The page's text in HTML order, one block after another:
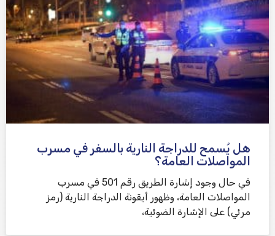
هل يُسمح للدراجة النارية بالسفر في مسرب
المواصلات العامة؟
في حال وجود إشارة الطريق رقم 501 في مسرب
المواصلات العامة، وظهور أيقونة الدراجة النارية (رمز
مرئي) على الإشارة الضوئية،